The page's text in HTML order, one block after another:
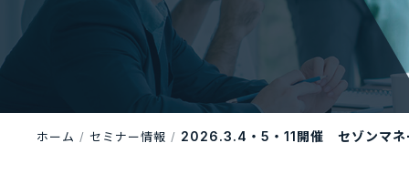
ホーム セミナー情報 2026.3.4・5・11開催 セゾンマ